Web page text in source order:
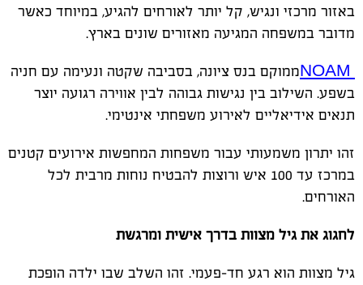
באזור מרכזי ונגיש, קל יותר לאורחים להגיע, במיוחד כאשר
מדובר במשפחה המגיעה מאזורים שונים בארץ.
ממוקם בנס ציונה, בסביבה שקטה ונעימה עם חניה
בשפע. השילוב בין נגישות גבוהה לבין אווירה רגועה יוצר
תנאים אידיאליים לאירוע משפחתי אינטימי.
זהו יתרון משמעותי עבור משפחות המחפשות אירועים קטנים
במרכז עד 100 איש ורוצות להבטיח נוחות מרבית לכל
האורחים.
לחגוג את גיל מצוות בדרך אישית ומרגשת
גיל מצוות הוא רגע חד-פעמי. זהו השלב שבו ילדה הופכת